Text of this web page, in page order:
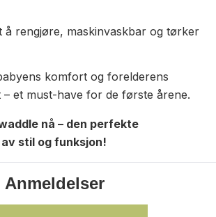
å rengjøre, maskinvaskbar og tørker
komfort og forelderens
– et must-have for de første årene.
nå – den perfekte
stil og funksjon!
Anmeldelser